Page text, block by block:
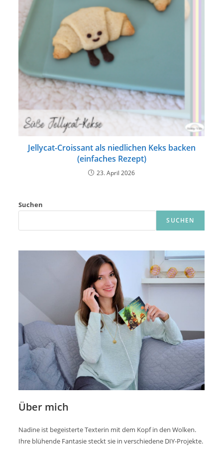
Jellycat-Croissant als niedlichen Keks backen
(einfaches Rezept)
23. April 2026
Suchen
SUCHEN
Über mich
Nadine ist begeisterte Texterin mit dem Kopf in den Wolken.
Ihre blühende Fantasie steckt sie in verschiedene DIY-Projekte.